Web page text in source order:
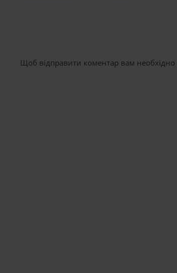
Щоб відправити коментар вам необхідно